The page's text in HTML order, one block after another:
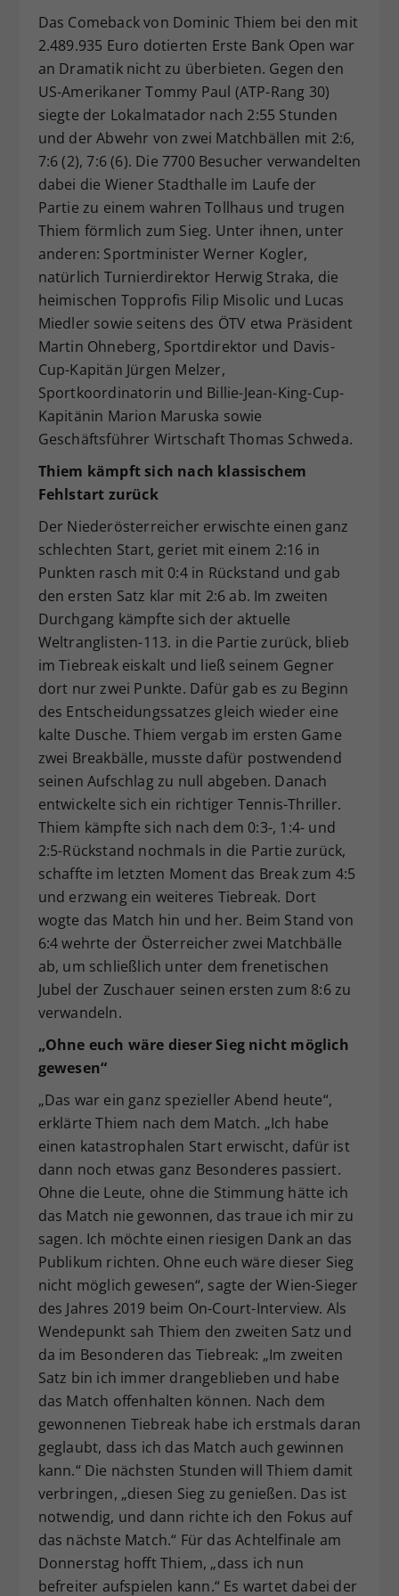
Das Comeback von Dominic Thiem bei den mit
2.489.935 Euro dotierten Erste Bank Open war
an Dramatik nicht zu überbieten. Gegen den
US-Amerikaner Tommy Paul (ATP-Rang 30)
siegte der Lokalmatador nach 2:55 Stunden
und der Abwehr von zwei Matchbällen mit 2:6,
7:6 (2), 7:6 (6). Die 7700 Besucher verwandelten
dabei die Wiener Stadthalle im Laufe der
Partie zu einem wahren Tollhaus und trugen
Thiem förmlich zum Sieg. Unter ihnen, unter
anderen: Sportminister Werner Kogler,
natürlich Turnierdirektor Herwig Straka, die
heimischen Topprofis Filip Misolic und Lucas
Miedler sowie seitens des ÖTV etwa Präsident
Martin Ohneberg, Sportdirektor und Davis-
Cup-Kapitän Jürgen Melzer,
Sportkoordinatorin und Billie-Jean-King-Cup-
Kapitänin Marion Maruska sowie
Geschäftsführer Wirtschaft Thomas Schweda.
Thiem kämpft sich nach klassischem
Fehlstart zurück
Der Niederösterreicher erwischte einen ganz
schlechten Start, geriet mit einem 2:16 in
Punkten rasch mit 0:4 in Rückstand und gab
den ersten Satz klar mit 2:6 ab. Im zweiten
Durchgang kämpfte sich der aktuelle
Weltranglisten-113. in die Partie zurück, blieb
im Tiebreak eiskalt und ließ seinem Gegner
dort nur zwei Punkte. Dafür gab es zu Beginn
des Entscheidungssatzes gleich wieder eine
kalte Dusche. Thiem vergab im ersten Game
zwei Breakbälle, musste dafür postwendend
seinen Aufschlag zu null abgeben. Danach
entwickelte sich ein richtiger Tennis-Thriller.
Thiem kämpfte sich nach dem 0:3-, 1:4- und
2:5-Rückstand nochmals in die Partie zurück,
schaffte im letzten Moment das Break zum 4:5
und erzwang ein weiteres Tiebreak. Dort
wogte das Match hin und her. Beim Stand von
6:4 wehrte der Österreicher zwei Matchbälle
ab, um schließlich unter dem frenetischen
Jubel der Zuschauer seinen ersten zum 8:6 zu
verwandeln.
„Ohne euch wäre dieser Sieg nicht möglich
gewesen“
„Das war ein ganz spezieller Abend heute“,
erklärte Thiem nach dem Match. „Ich habe
einen katastrophalen Start erwischt, dafür ist
dann noch etwas ganz Besonderes passiert.
Ohne die Leute, ohne die Stimmung hätte ich
das Match nie gewonnen, das traue ich mir zu
sagen. Ich möchte einen riesigen Dank an das
Publikum richten. Ohne euch wäre dieser Sieg
nicht möglich gewesen“, sagte der Wien-Sieger
des Jahres 2019 beim On-Court-Interview. Als
Wendepunkt sah Thiem den zweiten Satz und
da im Besonderen das Tiebreak: „Im zweiten
Satz bin ich immer drangeblieben und habe
das Match offenhalten können. Nach dem
gewonnenen Tiebreak habe ich erstmals daran
geglaubt, dass ich das Match auch gewinnen
kann.“ Die nächsten Stunden will Thiem damit
verbringen, „diesen Sieg zu genießen. Das ist
notwendig, und dann richte ich den Fokus auf
das nächste Match.“ Für das Achtelfinale am
Donnerstag hofft Thiem, „dass ich nun
befreiter aufspielen kann.“ Es wartet dabei der
Dieser Wert speichert Ihre Consent-
Einstellungen. Unter anderem eine
zufällig generierte ID, für die
historische Speicherung Ihrer
vorgenommen Einstellungen, falls der
Webseiten-Betreiber dies eingestellt
hat.